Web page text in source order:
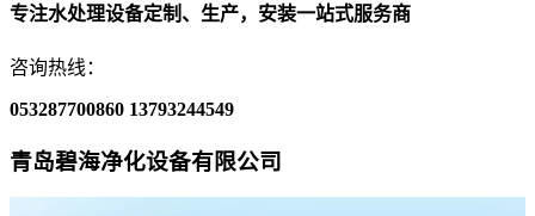
专注水处理设备定制、生产，安装一站式服务商
咨询热线：
053287700860 13793244549
青岛碧海净化设备有限公司